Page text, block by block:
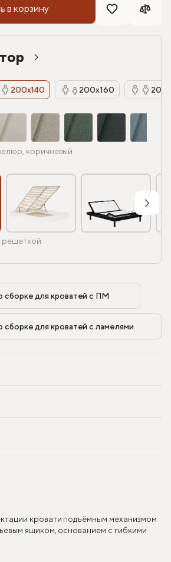
кровати подъёмным механизмом
ящиком, основанием с гибкими
в корзину
200х140 200х160
коричневый
решеткой
сборке для кроватей с ПМ